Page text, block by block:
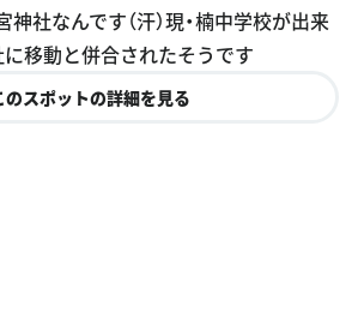
社なんです（汗）現・楠中学校が出来
に移動と併合されたそうです
のスポットの詳細を見る